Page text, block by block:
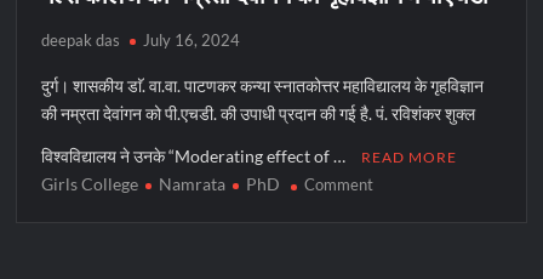
deepak das July 16, 2024
दुर्ग। शासकीय डाॅ. वा.वा. पाटणकर कन्या स्नातकोत्तर महाविद्यालय के गृहविज्ञान
की नम्रता देवांगन को पी.एचडी. की उपाधी प्रदान की गई है. पं. रविशंकर शुक्ल
विश्वविद्यालय ने उनके “Moderating effect of … READ MORE
Girls College Namrata PhD Commenton